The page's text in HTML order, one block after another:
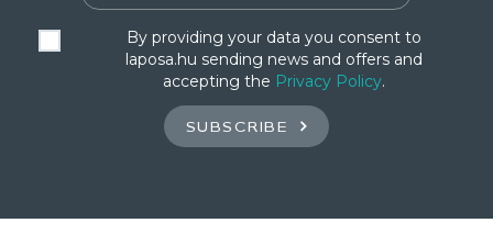
By providing your data you consent to
laposa.hu sending news and offers and
accepting the Privacy Policy.
SUBSCRIBE